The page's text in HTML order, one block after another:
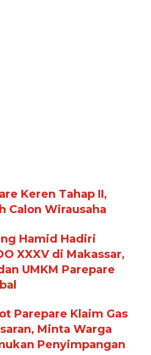
Keren Tahap II,
Calon Wirausaha
Hamid Hadiri
XXXV di Makassar,
UMKM Parepare
Parepare Klaim Gas
Minta Warga
Penyimpangan